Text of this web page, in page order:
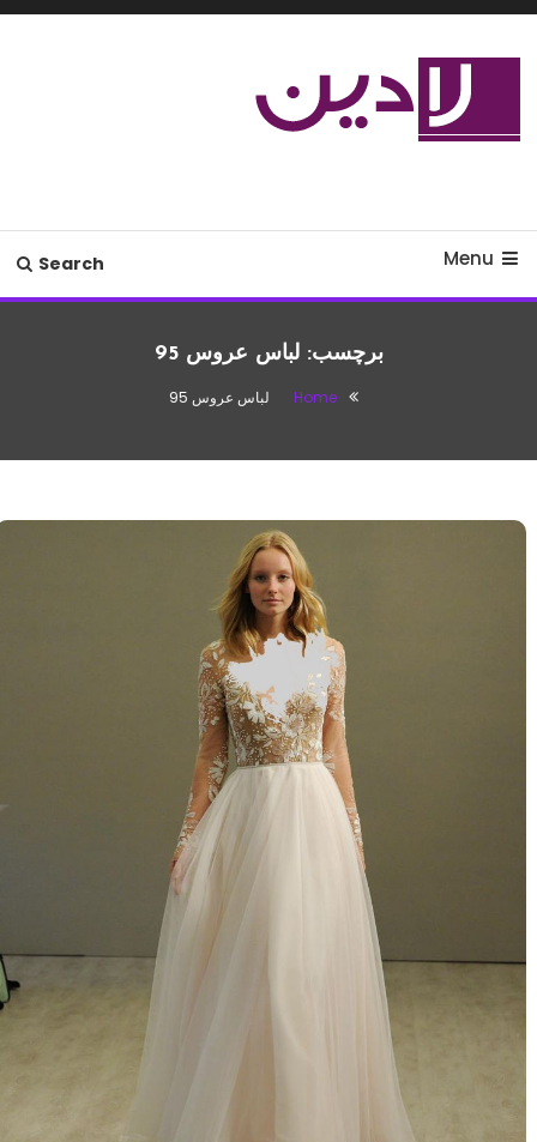
Skip
Menu
Search
برچسب:لباس عروس 95
Home لباس عروس 95